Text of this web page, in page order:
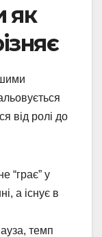
як
від ролі до
“грає” у
а існує в
темп